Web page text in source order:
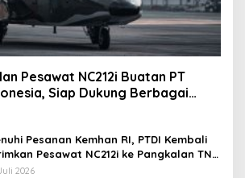
Pesawat NC212i Buatan PT
Siap Dukung Berbagai
Pesanan Kemhan RI, PTDI Kembali
Pesawat NC212i ke Pangkalan TNI
2026